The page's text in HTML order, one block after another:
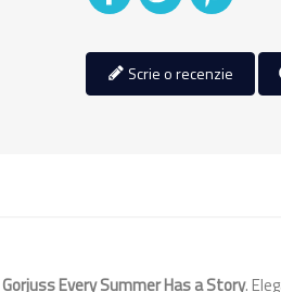
Scrie o recenzie
Gorjuss Every Summer Has a Story.